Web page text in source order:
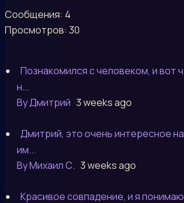
Сообщения: 4
Просмотров: 30
Познакомился с человеком, и вот
н...
By Дмитрий 3 weeks ago
Дмитрий, это очень интересное
им...
By Михаил С. 3 weeks ago
Красивое совпадение, и я